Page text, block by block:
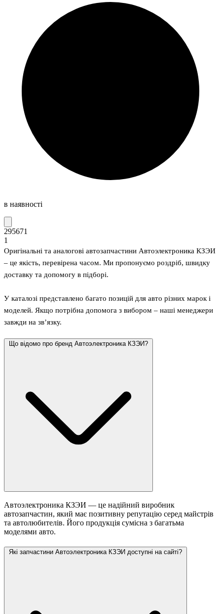
в наявності
295671
1
Оригінальні та аналогові автозапчастини Автоэлектроника КЗЭИ
– це якість, перевірена часом. Ми пропонуємо роздріб, швидку
доставку та допомогу в підборі.
У каталозі представлено багато позицій для авто різних марок і
моделей. Якщо потрібна допомога з вибором – наші менеджери
завжди на зв’язку.
Що відомо про бренд Автоэлектроника КЗЭИ?
Автоэлектроника КЗЭИ — це надійний виробник
автозапчастин, який має позитивну репутацію серед майстрів
та автолюбителів. Його продукція сумісна з багатьма
моделями авто.
Які запчастини Автоэлектроника КЗЭИ доступні на сайті?